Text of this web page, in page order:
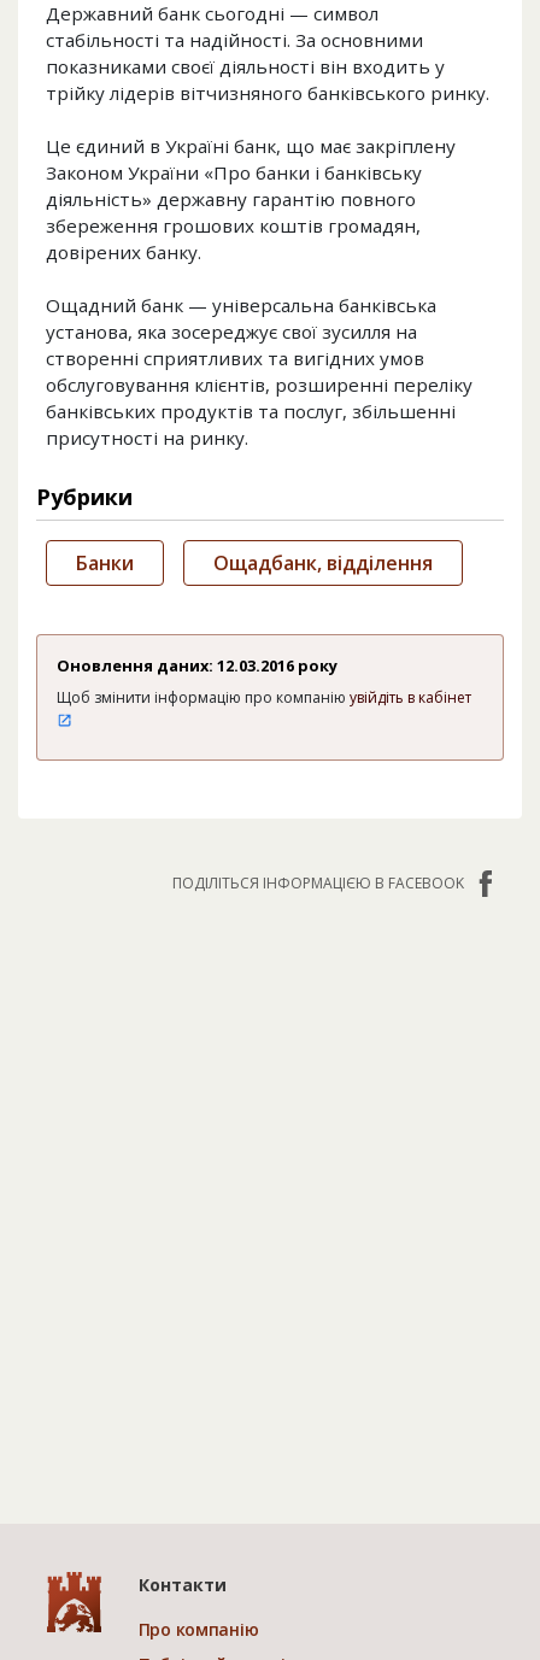
Державний банк сьогодні — символ
стабільності та надійності. За основними
показниками своєї діяльності він входить у
трійку лідерів вітчизняного банківського ринку.
Це єдиний в Україні банк, що має закріплену
Законом України «Про банки і банківську
діяльність» державну гарантію повного
збереження грошових коштів громадян,
довірених банку.
Ощадний банк — універсальна банківська
установа, яка зосереджує свої зусилля на
створенні сприятливих та вигідних умов
обслуговування клієнтів, розширенні переліку
банківських продуктів та послуг, збільшенні
присутності на ринку.
Рубрики
Банки Ощадбанк, відділення
Оновлення даних: 12.03.2016 року
Щоб змінити інформацію про компанію увійдіть в кабінет
ПОДІЛІТЬСЯ ІНФОРМАЦІЄЮ В FACEBOOK
Контакти
Про компанію